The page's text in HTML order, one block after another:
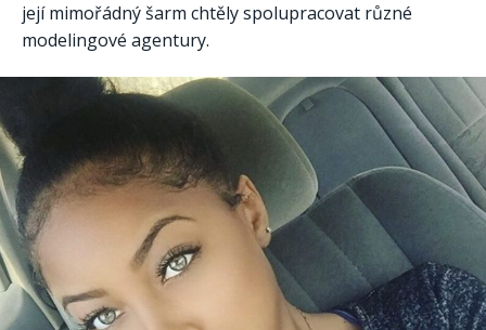
její mimořádný šarm chtěly spolupracovat různé
modelingové agentury.